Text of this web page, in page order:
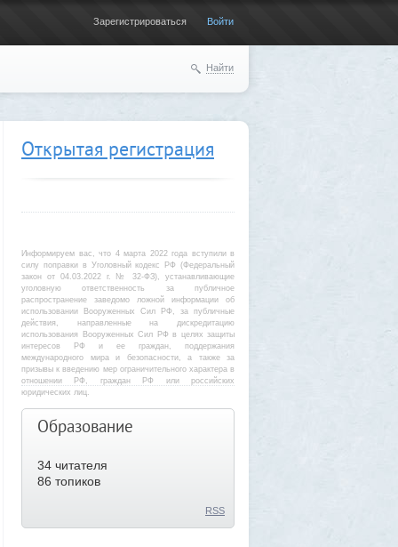
Зарегистрироваться Войти
Найти
Открытая регистрация
Информируем вас, что 4 марта 2022 года вступили в
силу поправки в Уголовный кодекс РФ (Федеральный
закон от 04.03.2022 г. № 32-ФЗ), устанавливающие
уголовную ответственность за публичное
распространение заведомо ложной информации об
использовании Вооруженных Сил РФ, за публичные
действия, направленные на дискредитацию
использования Вооруженных Сил РФ в целях защиты
интересов РФ и ее граждан, поддержания
международного мира и безопасности, а также за
призывы к введению мер ограничительного характера в
отношении РФ, граждан РФ или российских
юридических лиц.
Образование
34 читателя
86 топиков
RSS